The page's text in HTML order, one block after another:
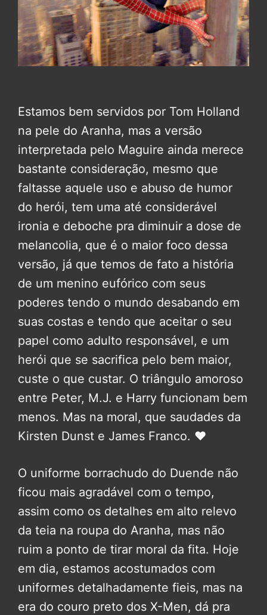
Estamos bem servidos por Tom Holland
na pele do Aranha, mas a versão
interpretada pelo Maguire ainda merece
bastante consideração, mesmo que
faltasse aquele uso e abuso de humor
do herói, tem uma até considerável
ironia e deboche pra diminuir a dose de
melancolia, que é o maior foco dessa
versão, já que temos de fato a história
de um menino eufórico com seus
poderes tendo o mundo desabando em
suas costas e tendo que aceitar o seu
papel como adulto responsável, e um
herói que se sacrifica pelo bem maior,
custe o que custar. O triângulo amoroso
entre Peter, M.J. e Harry funcionam bem
menos. Mas na moral, que saudades da
Kirsten Dunst e James Franco. ❤
O uniforme borrachudo do Duende não
ficou mais agradável com o tempo,
assim como os detalhes em alto relevo
da teia na roupa do Aranha, mas não
ruim a ponto de tirar moral da fita. Hoje
em dia, estamos acostumados com
uniformes detalhadamente fieis, mas na
era do couro preto dos X-Men, dá pra